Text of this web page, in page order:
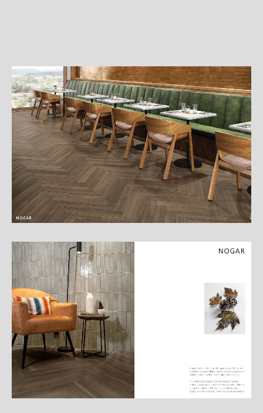
介
紹